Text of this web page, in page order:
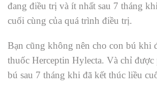
đang điều trị và ít nhất sau 7 tháng
cuối cùng của quá trình điều trị.
Bạn cũng không nên cho con bú khi
thuốc Herceptin Hylecta. Và chỉ được
bú sau 7 tháng khi đã kết thúc liều